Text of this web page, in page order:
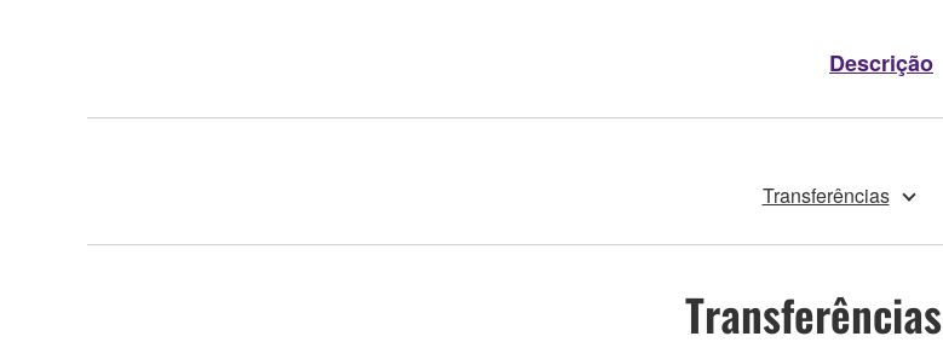
Descrição
Transferências
Transferências